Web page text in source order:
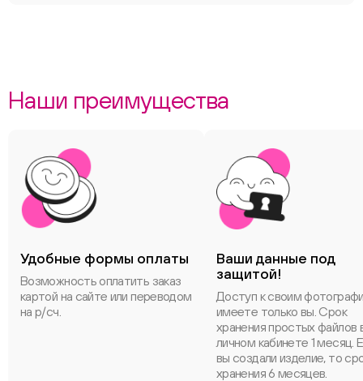
Наши преимущества
Удобные формы оплаты
Возможность оплатить заказ
картой на сайте или переводом
на р/сч.
Ваши данные под
защитой!
Доступ к своим
имеете только вы. Срок
хранения простых файлов
личном кабинете 1 месяц.
вы создали изделие, то
хранения 6 месяцев.